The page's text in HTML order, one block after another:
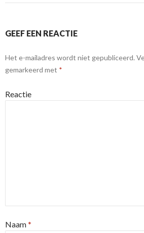
GEEF EEN REACTIE
Het e-mailadres wordt niet gepubliceerd.
gemarkeerd met *
Reactie
Naam*